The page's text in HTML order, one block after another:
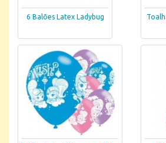
6 Balões Latex Ladybug